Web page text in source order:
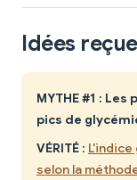
Idées
MYTHE #1 :
pics de
VÉRITÉ :
selon la